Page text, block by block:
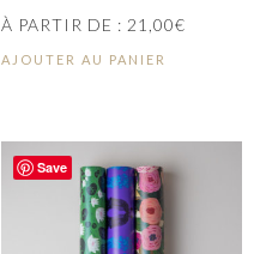
À PARTIR DE : 21,00€
AJOUTER AU PANIER
Save